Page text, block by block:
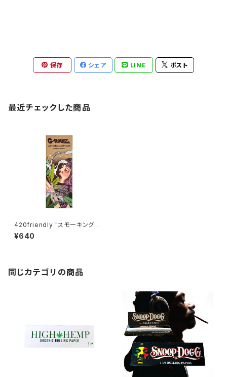
保存 シェア LINE ポスト
最近チェックした商品
420friendly "スモーキングガ
ール" 自分で巻く 愛好家 ブラウ
ンローリングペーパー + チップ
¥640
同じカテゴリの商品